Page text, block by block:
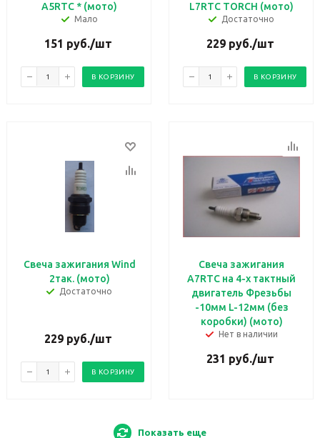
А5RTC * (мото)
Мало
151 руб./шт
В КОРЗИНУ
L7RTC TORCH (мото)
Достаточно
229руб./шт
В КОРЗИНУ
Свеча зажигания Wind
2так. (мото)
Достаточно
229руб./шт
В КОРЗИНУ
Свеча зажигания
A7RTC на 4-х тактный
двигатель Фрезьбы
-10мм L-12мм (без
коробки) (мото)
Нет в наличии
231 руб./шт
Показать еще